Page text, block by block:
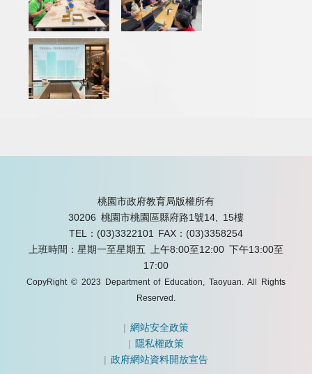
桃園市政府教育局版權所有
30206 桃園市桃園區縣府路1號14, 15樓
TEL：(03)3322101
FAX：(03)3358254
上班時間：星期一至星期五 上午8:00至12:00 下午13:00至
17:00
CopyRight © 2023 Department of Education, Taoyuan. All Rights
Reserved.
|網站安全政策
|隱私權政策
|政府網站資料開放宣告